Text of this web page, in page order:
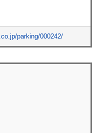
parking/000242/